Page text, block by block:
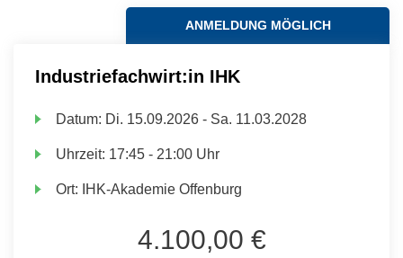
ANMELDUNG MÖGLICH
Industriefachwirt:in IHK
Datum: Di. 15.09.2026 - Sa. 11.03.2028
Uhrzeit: 17:45 - 21:00 Uhr
Ort: IHK-Akademie Offenburg
4.100,00 €